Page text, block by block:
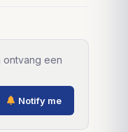
ontvang een
Notify me